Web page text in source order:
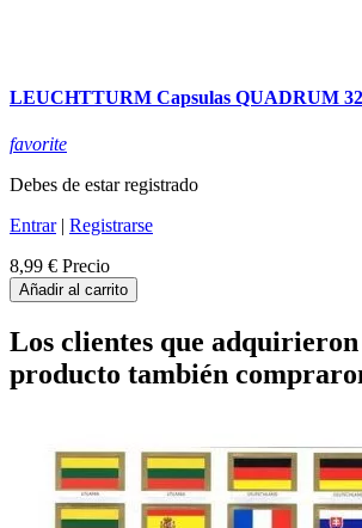
LEUCHTTURM Capsulas QUADRUM
favorite
Debes de estar registrado
Entrar| Registrarse
8,99 € Precio
Añadir al carrito
Los clientes que adquirieron
producto también